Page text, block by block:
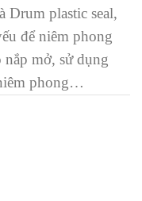
Drum plastic seal,
để niêm phong
mở, sử dụng
phong…